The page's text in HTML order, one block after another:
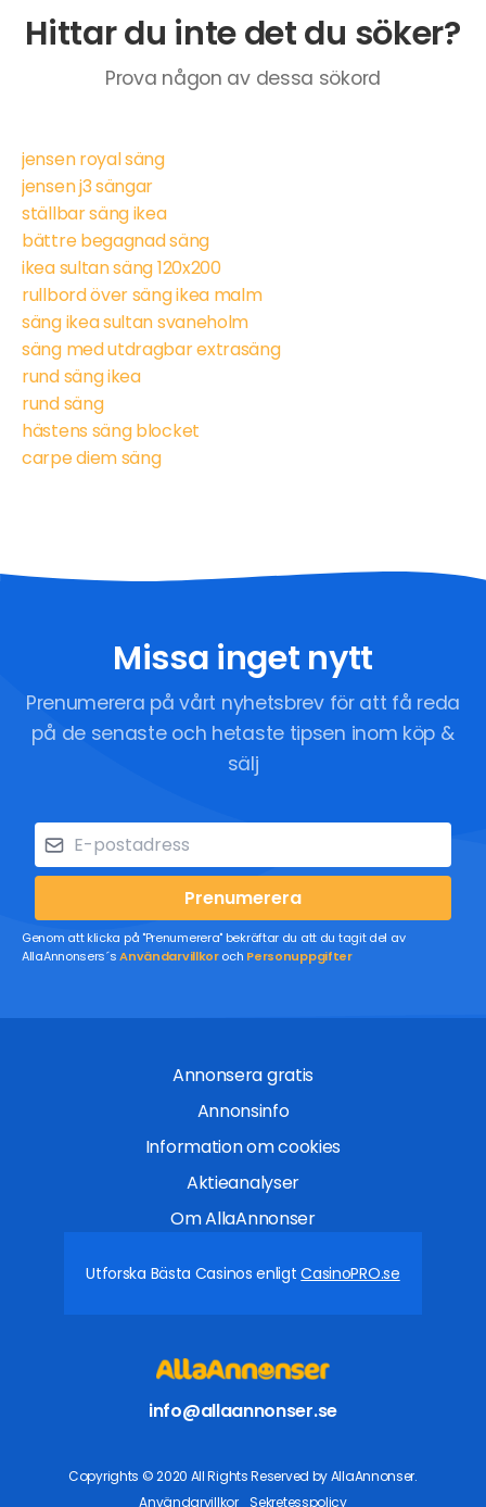
Hittar du inte det du söker?
Prova någon av dessa sökord
jensen royal säng
jensen j3 sängar
ställbar säng ikea
bättre begagnad säng
ikea sultan säng 120x200
rullbord över säng ikea malm
säng ikea sultan svaneholm
säng med utdragbar extrasäng
rund säng ikea
rund säng
hästens säng blocket
carpe diem säng
Missa inget nytt
Prenumerera på vårt nyhetsbrev för att få reda
på de senaste och hetaste tipsen inom köp &
sälj
Prenumerera
Genom att klicka på "Prenumerera" bekräftar du att du tagit del av
AllaAnnonsers´sAnvändarvillkoroch Personuppgifter
Annonsera gratis
Annonsinfo
Information om cookies
Aktieanalyser
Om AllaAnnonser
Utforska Bästa Casinos enligtCasinoPRO.se
info@allaannonser.se
Copyrights © 2020 All Rights Reserved by AllaAnnonser.
Användarvillkor
Sekretesspolicy